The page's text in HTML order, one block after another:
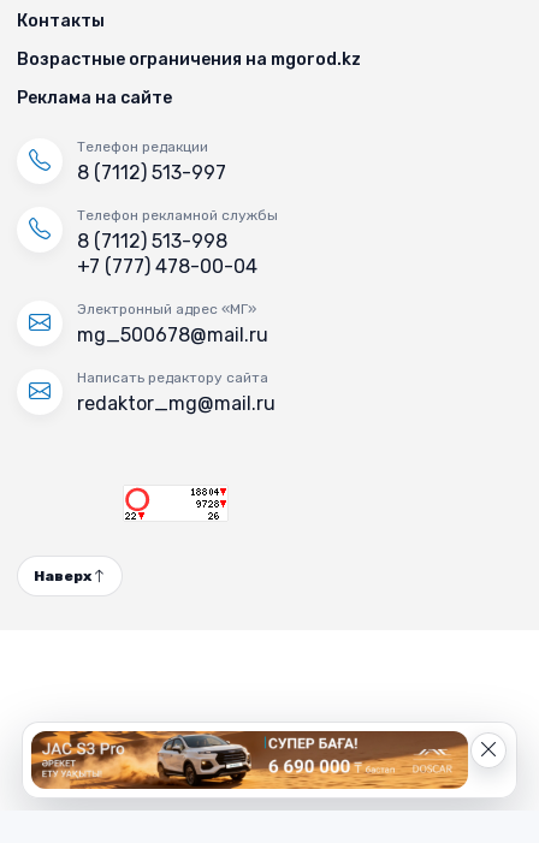
Контакты
Возрастные ограничения на mgorod.kz
Реклама на сайте
Телефон редакции
8 (7112) 513-997
Телефон рекламной службы
8 (7112) 513-998
+7 (777) 478-00-04
Электронный адрес «МГ»
mg_500678@mail.ru
Написать редактору сайта
redaktor_mg@mail.ru
Наверх